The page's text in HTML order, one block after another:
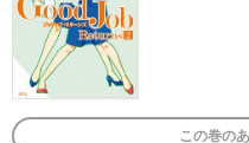
この巻の